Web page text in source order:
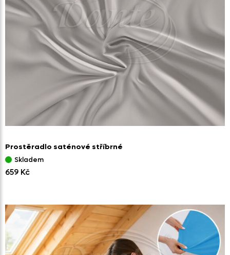
Prostěradlo saténové stříbrné
Skladem
659 Kč